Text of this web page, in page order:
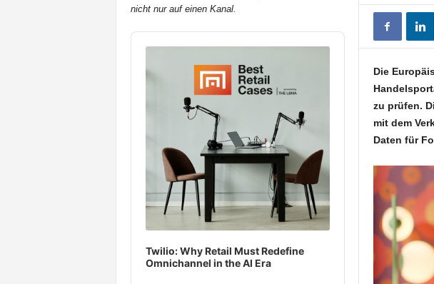
Die
zu prüfen.
mit dem
Daten für
nicht nur auf einen Kanal.
Audio
Player
Twilio: Why Retail Must Redefine
Omnichannel in the AI Era